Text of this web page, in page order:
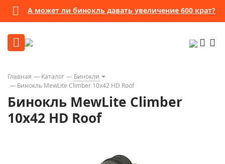
А может ли бинокль давать увеличение 600 крат?
Главная Каталог
Бинокли
Бинокль MewLite Climber 10x42 HD Roof
Бинокль MewLite Climber
10x42 HD Roof